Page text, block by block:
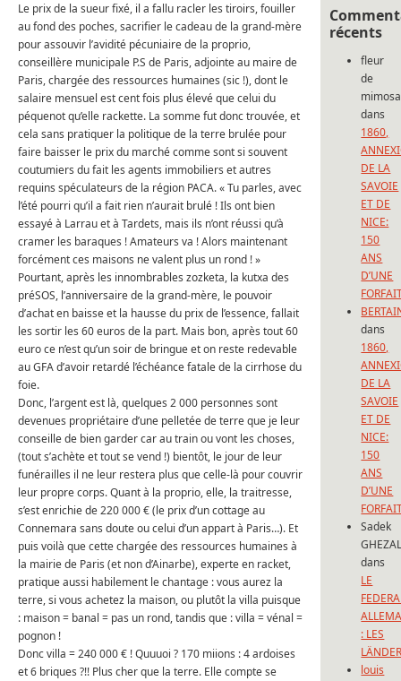
Le prix de la sueur fixé, il a fallu racler les tiroirs, fouiller
au fond des poches, sacrifier le cadeau de la grand-mère
pour assouvir l’avidité pécuniaire de la proprio,
conseillère municipale P.S de Paris, adjointe au maire de
Paris, chargée des ressources humaines (sic !), dont le
salaire mensuel est cent fois plus élevé que celui du
péquenot qu’elle rackette. La somme fut donc trouvée, et
cela sans pratiquer la politique de la terre brulée pour
faire baisser le prix du marché comme sont si souvent
coutumiers du fait les agents immobiliers et autres
requins spéculateurs de la région PACA. « Tu parles, avec
l’été pourri qu’il a fait rien n’aurait brulé ! Ils ont bien
essayé à Larrau et à Tardets, mais ils n’ont réussi qu’à
cramer les baraques ! Amateurs va ! Alors maintenant
forcément ces maisons ne valent plus un rond ! »
Pourtant, après les innombrables zozketa, la kutxa des
préSOS, l’anniversaire de la grand-mère, le pouvoir
d’achat en baisse et la hausse du prix de l’essence, fallait
les sortir les 60 euros de la part. Mais bon, après tout 60
euro ce n’est qu’un soir de bringue et on reste redevable
au GFA d’avoir retardé l’échéance fatale de la cirrhose du
foie.
Donc, l’argent est là, quelques 2 000 personnes sont
devenues propriétaire d’une pelletée de terre que je leur
conseille de bien garder car au train ou vont les choses,
(tout s’achète et tout se vend !) bientôt, le jour de leur
funérailles il ne leur restera plus que celle-là pour couvrir
leur propre corps. Quant à la proprio, elle, la traitresse,
s’est enrichie de 220 000 € (le prix d’un cottage au
Connemara sans doute ou celui d’un appart à Paris…). Et
puis voilà que cette chargée des ressources humaines à
la mairie de Paris (et non d’Ainarbe), experte en racket,
pratique aussi habilement le chantage : vous aurez la
terre, si vous achetez la maison, ou plutôt la villa puisque
: maison = banal = pas un rond, tandis que : villa = vénal =
pognon !
Donc villa = 240 000 € ! Quuuoi ? 170 miions : 4 ardoises
et 6 briques ?!! Plus cher que la terre. Elle compte se
récents
fleur
de
mimosa
dans
1860,
DE LA
SAVOIE
ET DE
NICE:
150
ANS
D’UNE
dans
1860,
DE LA
SAVOIE
ET DE
NICE:
150
ANS
D’UNE
Sadek
dans
LE
: LES
louis